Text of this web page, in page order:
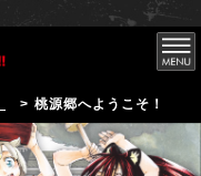
> 桃源郷へようこそ！